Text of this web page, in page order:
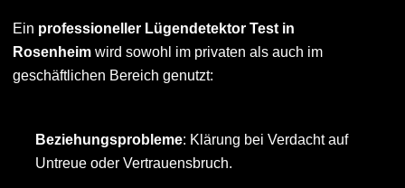
Ein professioneller Lügendetektor Test in
Rosenheimwird sowohl im privaten als auch im
geschäftlichen Bereich genutzt:
Beziehungsprobleme: Klärung bei Verdacht auf
Untreue oder Vertrauensbruch.